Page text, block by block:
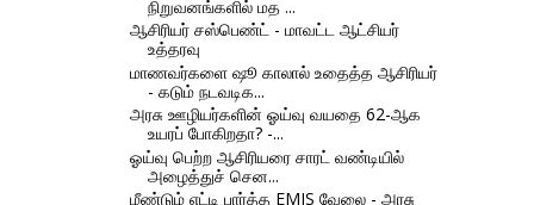
நிறுவனங்களில் மத ...
ஆசிரியர் சஸ்பெண்ட் - மாவட்ட ஆட்சியர்
உத்தரவு
மாணவர்களை ஷூ காலால் உதைத்த ஆசிரியர்
- கடும் நடவடிக...
அரசு ஊழியர்களின் ஓய்வு வயதை 62-ஆக
உயரப் போகிறதா? -...
ஓய்வு பெற்ற ஆசிரியரை சாரட் வண்டியில்
அழைத்துச் சென...
மீண்டும் எட்டி பார்த்த EMIS வேலை - அரசு